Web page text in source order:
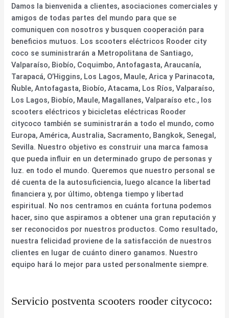
Damos la bienvenida a clientes, asociaciones comerciales y
amigos de todas partes del mundo para que se
comuniquen con nosotros y busquen cooperación para
beneficios mutuos. Los scooters eléctricos Rooder city
coco se suministrarán a Metropolitana de Santiago,
Valparaíso, Biobío, Coquimbo, Antofagasta, Araucanía,
Tarapacá, O’Higgins, Los Lagos, Maule, Arica y Parinacota,
Ñuble, Antofagasta, Biobío, Atacama, Los Ríos, Valparaíso,
Los Lagos, Biobío, Maule, Magallanes, Valparaíso etc., los
scooters eléctricos y bicicletas eléctricas Rooder
citycoco también se suministrarán a todo el mundo, como
Europa, América, Australia, Sacramento, Bangkok, Senegal,
Sevilla. Nuestro objetivo es construir una marca famosa
que pueda influir en un determinado grupo de personas y
luz. en todo el mundo. Queremos que nuestro personal se
dé cuenta de la autosuficiencia, luego alcance la libertad
financiera y, por último, obtenga tiempo y libertad
espiritual. No nos centramos en cuánta fortuna podemos
hacer, sino que aspiramos a obtener una gran reputación y
ser reconocidos por nuestros productos. Como resultado,
nuestra felicidad proviene de la satisfacción de nuestros
clientes en lugar de cuánto dinero ganamos. Nuestro
equipo hará lo mejor para usted personalmente siempre.
Servicio postventa scooters rooder citycoco: